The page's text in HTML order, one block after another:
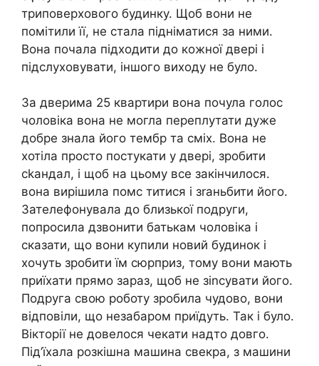
триповерхового будинку. Щоб вони не
помітили її, не стала підніматися за ними.
Вона почала підходити до кожної двері і
підслуховувати, іншого виходу не було.
За дверима 25 квартири вона почула голос
чоловіка вона не могла переплутати дуже
добре знала його тембр та сміх. Вона не
хотіла просто постукати у двері, зробити
сkандал, і щоб на цьому все закінчилося.
вона вирішила помс титися і зrаньбити його.
Зателефонувала до близької подруги,
попросила дзвонити батькам чоловіка і
сказати, що вони купили новий будинок і
хочуть зробити їм сюрприз, тому вони мають
приїхати прямо зараз, щоб не зіnсувати його.
Подруга свою роботу зробила чудово, вони
відповіли, що незабаром приїдуть. Так і було.
Вікторії не довелося чекати надто довго.
Під’їхала розкішна машина свекра, з машини